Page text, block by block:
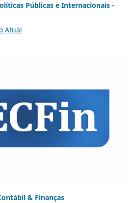
Públicas e Internacionais -
Atual
& Finanças